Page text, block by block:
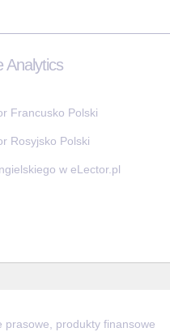
Analytics
Francusko Polski
Rosyjsko Polski
w eLector.pl
prasowe, produkty finansowe